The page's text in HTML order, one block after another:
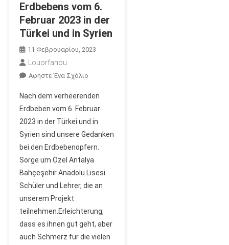
Erdbebens vom 6.
Februar 2023 in der
Türkei und in Syrien
11 Φεβρουαρίου, 2023
Louorfanou
Αφήστε Ένα ΣχόλιοΓια
Solidarität
–
Hilfe
Für
Die
Opfer
Des
Erdbebens
Februar
2023
In
Nach dem verheerenden
Erdbeben vom 6. Februar
2023 in der Türkei und in
Syrien sind unsere Gedanken
bei den Erdbebenopfern.
Sorge um Özel Antalya
Bahçeşehir Anadolu Lisesi
Schüler und Lehrer, die an
unserem Projekt
teilnehmen.Erleichterung,
dass es ihnen gut geht, aber
auch Schmerz für die vielen